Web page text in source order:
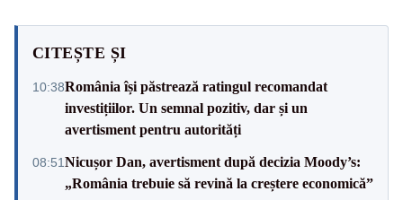
CITEȘTE ȘI
10:38România își păstrează ratingul recomandat
investițiilor. Un semnal pozitiv, dar și un
avertisment pentru autorități
08:51Nicușor Dan, avertisment după decizia Moody’s:
„România trebuie să revină la creștere economică”